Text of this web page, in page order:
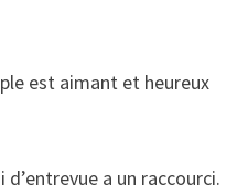
est aimant et heureux
a un raccourci.